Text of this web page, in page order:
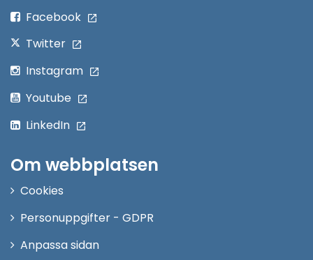
Facebook
Twitter
Instagram
Youtube
LinkedIn
Om webbplatsen
Cookies
Personuppgifter - GDPR
Anpassa sidan